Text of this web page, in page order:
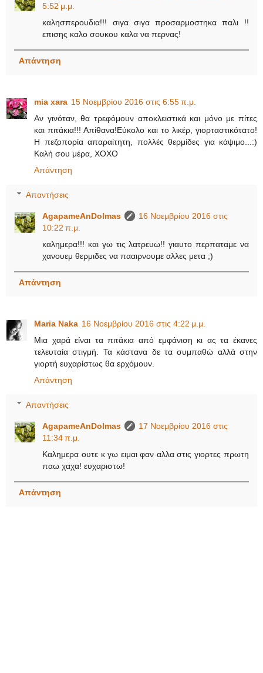
5:52 μ.μ.
καλησπερουδια!!! σιγα σιγα προσαρμοστηκα παλι !!
επισης καλο σουκου καλα να περνας!
Απάντηση
mia xara 15 Νοεμβρίου 2016 στις 6:55 π.μ.
Αν γινόταν, θα τρεφόμουν αποκλειστικά και μόνο με πίτες
και πιτάκια!!! Απίθανα!Εύκολο και το λικέρ, γιορταστικότατο!
Η πεζοπορία απαραίτητη, πολλές θερμίδες για κάψιμο...:)
Καλή σου μέρα, ΧΟΧΟ
Απάντηση
Απαντήσεις
AgapameAnDolmas
16 Νοεμβρίου 2016 στις
10:22 π.μ.
καλημερα!!! και γω τις λατρευω!! γιαυτο περπαταμε να
χανουεμ θερμιδες να πααιρνουμε αλλες μετα ;)
Απάντηση
Maria Naka 16 Νοεμβρίου 2016 στις 4:22 μ.μ.
Μια χαρά είναι τα πιτάκια από εμφάνιση κι ας τα έκανες
τελευταία στιγμή. Τα κάστανα δε τα συμπαθώ αλλά στην
γιορτή ευχαρίστως θα ερχόμουν.
Απάντηση
Απαντήσεις
AgapameAnDolmas
17 Νοεμβρίου 2016 στις
11:34 π.μ.
Καλημερα ουτε κ γω ειμαι φαν αλλα στις γιορτες πρωτη
παω χαχα! ευχαριστω!
Απάντηση